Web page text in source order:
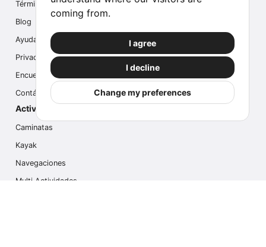
coming from.
I agree
I decline
Change my preferences
Términos
Blog
Ayuda
Privacidad
Encuesta
Contáctanos
Actividades populares
Caminatas
Kayak
Navegaciones
Multi Actividades